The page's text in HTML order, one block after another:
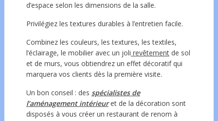
d’espace selon les dimensions de la salle.
Privilégiez les textures durables à l’entretien facile.
Combinez les couleurs, les textures, les textiles,
l’éclairage, le mobilier avec un joli revêtementde sol
et de murs, vous obtiendrez un effet décoratif qui
marquera vos clients dès la première visite.
Un bon conseil : des spécialistes de
l’aménagement intérieur et de la décoration sont
disposés à vous créer un restaurant de renom à